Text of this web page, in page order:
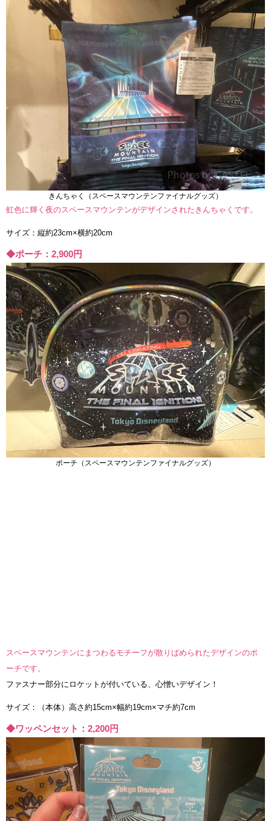
きんちゃく（スペースマウンテンファイナルグッズ）
虹色に輝く夜のスペースマウンテンがデザインされたきんちゃくです。
サイズ：縦約23cm×横約20cm
◆ポーチ：2,900円
ポーチ（スペースマウンテンファイナルグッズ）
スペースマウンテンにまつわるモチーフが散りばめられたデザインのポ
ーチです。
ファスナー部分にロケットが付いている、心憎いデザイン！
サイズ：（本体）高さ約15cm×幅約19cm×マチ約7cm
◆ワッペンセット：2,200円